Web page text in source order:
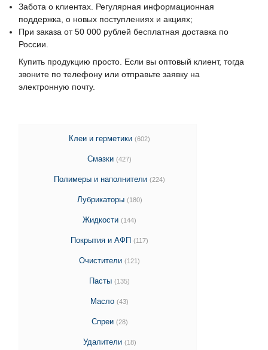
Клеи и герметики (602)
Смазки (427)
Полимеры и наполнители (224)
Лубрикаторы (180)
Жидкости (144)
Покрытия и АФП (117)
Очистители (121)
Пасты (135)
Масло (43)
Спреи (28)
Удалители (18)
Забота о клиентах. Регулярная информационная
поддержка, о новых поступлениях и акциях;
При заказа от 50 000 рублей бесплатная доставка по
России.
Купить продукцию просто. Если вы оптовый клиент, тогда
звоните по телефону или отправьте заявку на
электронную почту.